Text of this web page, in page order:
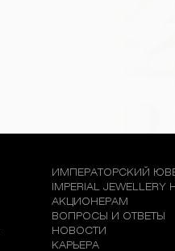
ИМПЕРАТОРСКИЙ
IMPERIAL JEWELLERY
АКЦИОНЕРАМ
ВОПРОСЫ И ОТВЕТЫ
НОВОСТИ
КАРЬЕРА